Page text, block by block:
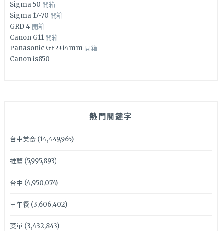
Sigma 50 開箱
Sigma 17-70 開箱
GRD 4 開箱
Canon G11 開箱
Panasonic GF2+14mm 開箱
Canon is850
熱門關鍵字
台中美食(14,449,965)
推薦(5,995,893)
台中 (4,950,074)
早午餐(3,606,402)
菜單(3,432,843)